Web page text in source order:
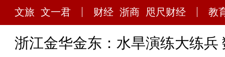
文旅 文一君 财经 浙商 咫尺财经 教
浙江金华金东：水旱演练大练兵